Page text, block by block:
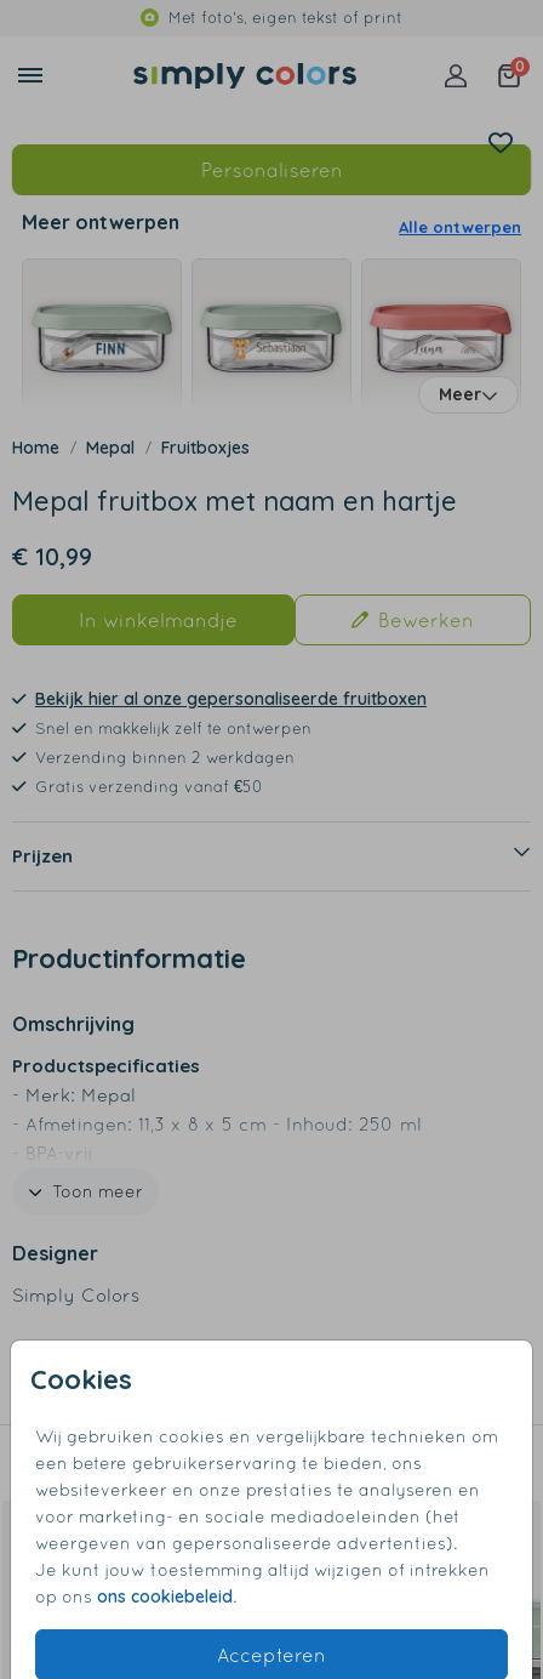
Met foto's, eigen tekst of print
0
Cookies
Wij gebruiken cookies en vergelijkbare technieken om
een betere gebruikerservaring te bieden, ons
websiteverkeer en onze prestaties te analyseren en
voor marketing- en sociale mediadoeleinden (het
weergeven van gepersonaliseerde advertenties).
Je kunt jouw toestemming altijd wijzigen of intrekken
op ons ons cookiebeleid.
Accepteren
Personaliseren
Meer ontwerpen Alle ontwerpen
Meer
Mepal Fruitboxjes
Mepal fruitbox met naam en hartje
€ 10,99
In winkelmandje Bewerken
Bekijk hier al onze gepersonaliseerde fruitboxen
Snel en makkelijk zelf te ontwerpen
Verzending binnen 2 werkdagen
Gratis verzending vanaf €50
Prijzen
Productinformatie
Omschrijving
Productspecificaties
- Merk: Mepal
- Afmetingen: 11,3 x 8 x 5 cm - Inhoud: 250 ml
- BPA-vrij
- Past precies in de Mepal lunchbox medium
Toon meer
Designer
Simply Colors
Collectie
Fruitboxjes
Dit vind je misschien ook leuk